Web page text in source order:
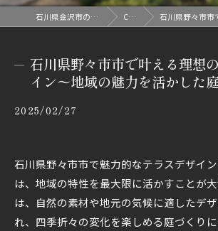
石川県金沢市の外構なら株式会社E.S.I Column 石川県野々市市で叶える理想のテ
石川県野々市市で叶える理想
イン〜地域の魅力を活かした
2025/02/27
石川県野々市市で魅力的なテラスデザイ
は、地域の特性を最大限に活かすことが
は、自然の素材や地元の気候に適したデ
れ、四季折々の変化を楽しめる庭づくり